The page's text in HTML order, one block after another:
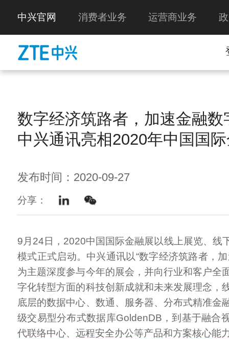
中兴官网 消费者业务 运营商业务
数字经济筑路者，加速金融数
中兴通讯亮相2020年中国国
发布时间：2020-09-27
分享：
9月24日，2020中国国际金融展以线上展览、线
模式正式启动。中兴通讯以“数字经济筑路者，
为主题深度参与今年的展会，并向行业和客户全
字化转型方面的科技创新成就和未来发展理念，
底层的数据中心、数通、服务器、分布式精准金
级交易型分布式数据库GoldenDB，到基于融合
代联络中心、远程安全办公等产品和方案核心能